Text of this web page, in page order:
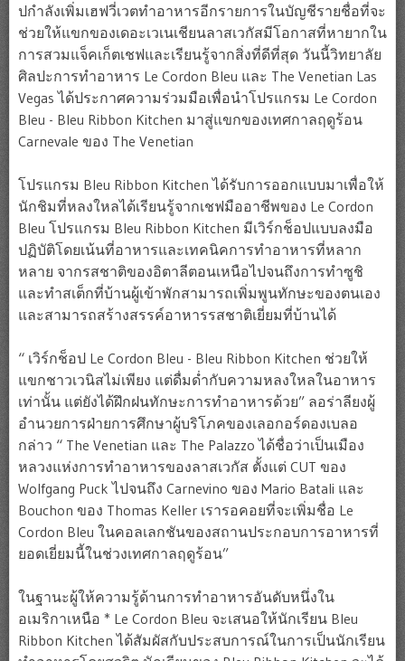
ปกำลังเพิ่มเฮฟวี่เวตทำอาหารอีกรายการในบัญชีรายชื่อที่จะ
ช่วยให้แขกของเดอะเวเนเชียนลาสเวกัสมีโอกาสที่หายากใน
การสวมแจ็คเก็ตเชฟและเรียนรู้จากสิ่งที่ดีที่สุด วันนี้วิทยาลัย
ศิลปะการทำอาหาร Le Cordon Bleu และ The Venetian Las
Vegas ได้ประกาศความร่วมมือเพื่อนำโปรแกรม Le Cordon
Bleu - Bleu Ribbon Kitchen มาสู่แขกของเทศกาลฤดูร้อน
Carnevale ของ The Venetian
โปรแกรม Bleu Ribbon Kitchen ได้รับการออกแบบมาเพื่อให้
นักชิมที่หลงใหลได้เรียนรู้จากเชฟมืออาชีพของ Le Cordon
Bleu โปรแกรม Bleu Ribbon Kitchen มีเวิร์กช็อปแบบลงมือ
ปฏิบัติโดยเน้นที่อาหารและเทคนิคการทำอาหารที่หลาก
หลาย จากรสชาติของอิตาลีตอนเหนือไปจนถึงการทำซูชิ
และทำสเต็กที่บ้านผู้เข้าพักสามารถเพิ่มพูนทักษะของตนเอง
และสามารถสร้างสรรค์อาหารรสชาติเยี่ยมที่บ้านได้
“ เวิร์กช็อป Le Cordon Bleu - Bleu Ribbon Kitchen ช่วยให้
แขกชาวเวนิสไม่เพียง แต่ดื่มด่ำกับความหลงใหลในอาหาร
เท่านั้น แต่ยังได้ฝึกฝนทักษะการทำอาหารด้วย” ลอร่าลียงผู้
อำนวยการฝ่ายการศึกษาผู้บริโภคของเลอกอร์ดองเบลอ
กล่าว “ The Venetian และ The Palazzo ได้ชื่อว่าเป็นเมือง
หลวงแห่งการทำอาหารของลาสเวกัส ตั้งแต่ CUT ของ
Wolfgang Puck ไปจนถึง Carnevino ของ Mario Batali และ
Bouchon ของ Thomas Keller เรารอคอยที่จะเพิ่มชื่อ Le
Cordon Bleu ในคอลเลกชันของสถานประกอบการอาหารที่
ยอดเยี่ยมนี้ในช่วงเทศกาลฤดูร้อน”
ในฐานะผู้ให้ความรู้ด้านการทำอาหารอันดับหนึ่งใน
อเมริกาเหนือ * Le Cordon Bleu จะเสนอให้นักเรียน Bleu
Ribbon Kitchen ได้สัมผัสกับประสบการณ์ในการเป็นนักเรียน